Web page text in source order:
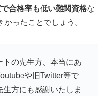
合格率も低い難関資格な
ったことでしょう。
トの先生方、本当にあ
や旧Twitter等で
方にも感謝いたしま